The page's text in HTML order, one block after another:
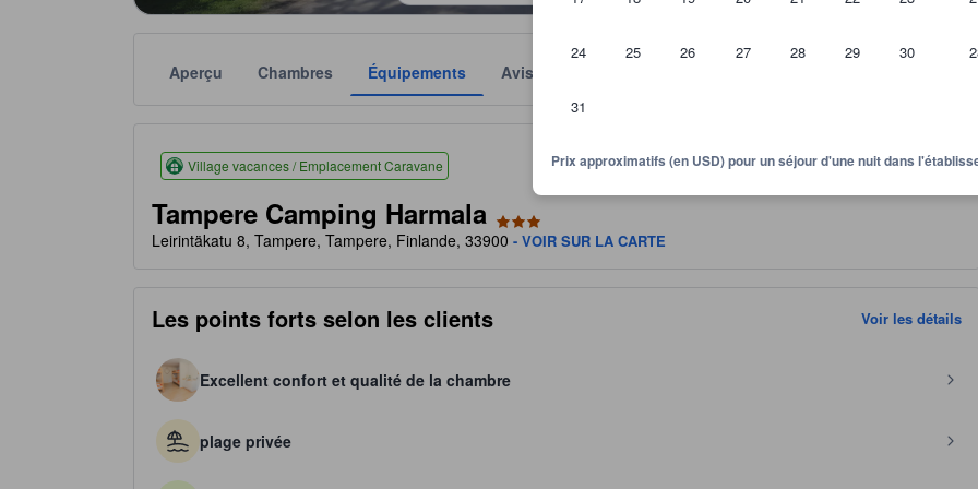
24 25 26 27 28 29 30
31
Prix approximatifs (en USD) pour un séjour d'une nuit dans
Aperçu Chambres Équipements Avis
Village vacances / Emplacement Caravane
Tampere Camping Harmala
Leirintäkatu 8, Tampere, Tampere, Finlande, 33900 - VOIR SUR LA CARTE
Les points forts selon les clients Voir les détails
Excellent confort et qualité de la chambre
plage privée